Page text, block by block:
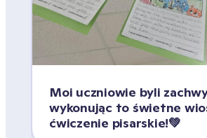
Moi uczniowie byli
wykonując to świetne
ćwiczenie pisarskie!💚